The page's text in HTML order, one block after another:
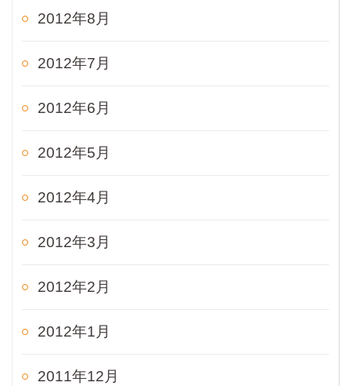
2012年8月
2012年7月
2012年6月
2012年5月
2012年4月
2012年3月
2012年2月
2012年1月
2011年12月